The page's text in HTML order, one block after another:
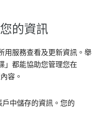
的資訊
用服務查看及更新資訊。舉
」都能協助您管理您在
容。
中儲存的資訊。您的